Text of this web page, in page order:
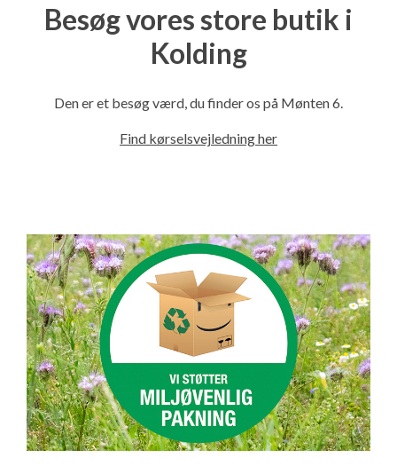
Besøg vores store butik i
Kolding
Den er et besøg værd, du finder os på Mønten 6.
Find kørselsvejledning her